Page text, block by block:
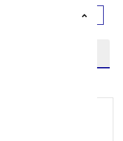
Affiner la recherche